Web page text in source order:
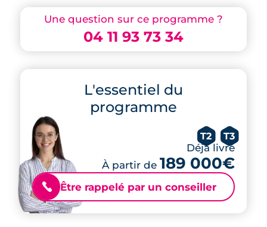
Une question sur ce programme ?
04 11 93 73 34
L'essentiel du
programme
T2 T3
Déjà livré
À partir de 189 000€
📞 Être rappelé par un conseiller